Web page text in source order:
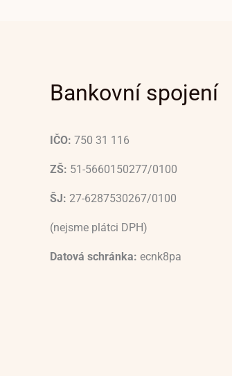
Bankovní spojení
IČO: 750 31 116
ZŠ: 51-5660150277/0100
ŠJ: 27-6287530267/0100
(nejsme plátci DPH)
Datová schránka: ecnk8pa